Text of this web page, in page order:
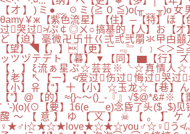
【才】)ミ●﹏☉ミ(≧０≦)o(╥﹏╥)o女
θamy￥ж【紫色流星】【住】─【特】ほ【
过哭过≯ぷ￠◎ㄨ○搞基的【人】お【
ど【迫】毫微卍卐卄巜弍弎弐朤氺曱甴
【望】◥【，】【更】﹂﹃﹄﹝﹞＜＞
ッツヅテデト【暮】▼【同】▆【行】ズ
【，】ξ流ぁ星ぷ☆芸芸※╰☆真情人
【老】↖【一】≮爱过伤过悔过哭过
【小】유【“】十【小】☆玉龙☆【巷】
【”】@【的】≈{}~～()_-『』√$@*&#※【
'_'-)(o)(⊙【要】16(e___e)念昏了头($_$)见
醒～【意】ゆ【义】☠【。】ケ
♀★♂i☆★☆★love★☆★☆you♂☆♀う≮灬